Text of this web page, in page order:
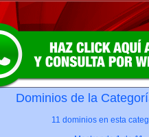
Dominios de la
11 dominios en esta